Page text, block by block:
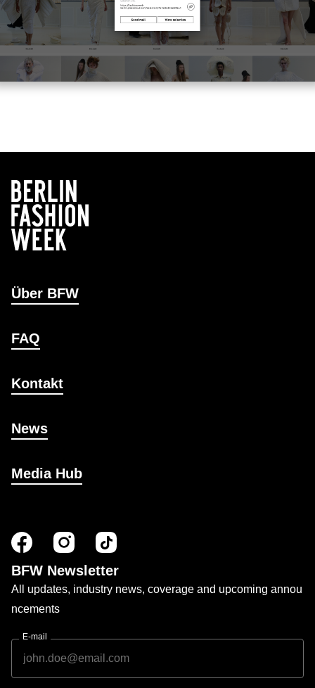
Über BFW
FAQ
Kontakt
News
Media Hub
BFW Newsletter
All updates, industry news, coverage and upcoming annou
ncements
E-mail